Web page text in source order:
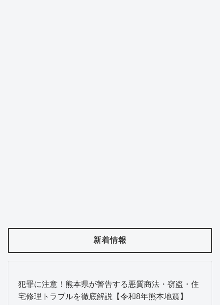
新着情報
犯罪に注意！熊本県が警告する悪質商法・窃盗・住
宅修理トラブルを徹底解説【令和8年熊本地震】